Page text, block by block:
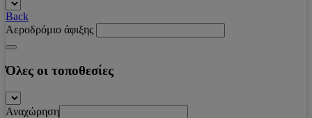
Back
Αεροδρόμιο άφιξης
Όλες οι τοποθεσίες
Αναχώρηση